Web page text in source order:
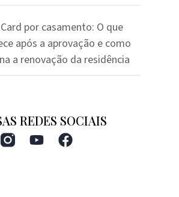
por casamento: O que
após a aprovação e como
a renovação da residência
REDES SOCIAIS